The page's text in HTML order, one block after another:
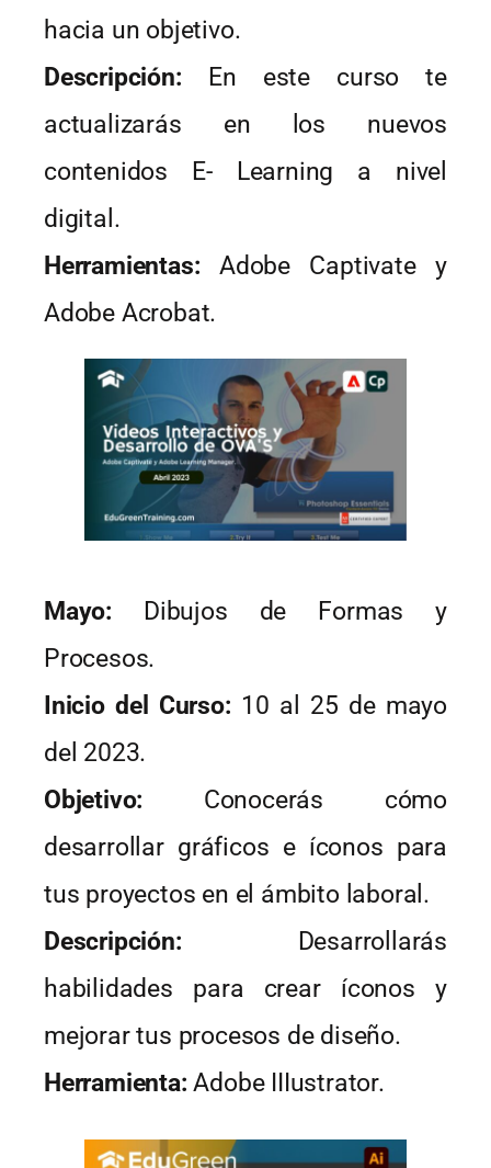
hacia un objetivo.
Descripción: En este curso te
actualizarás en los nuevos
contenidos E- Learning a nivel
digital.
Herramientas: Adobe Captivate y
Adobe Acrobat.
Mayo: Dibujos de Formas y
Procesos.
Inicio del Curso: 10 al 25 de mayo
del 2023.
Objetivo: Conocerás cómo
desarrollar gráficos e íconos para
tus proyectos en el ámbito laboral.
Descripción: Desarrollarás
habilidades para crear íconos y
mejorar tus procesos de diseño.
Herramienta: Adobe IIIustrator.